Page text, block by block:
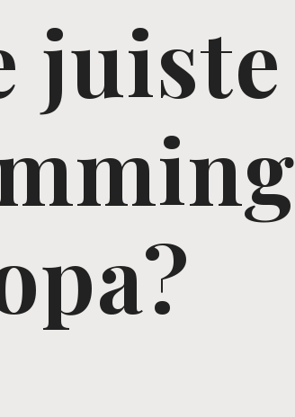
juiste